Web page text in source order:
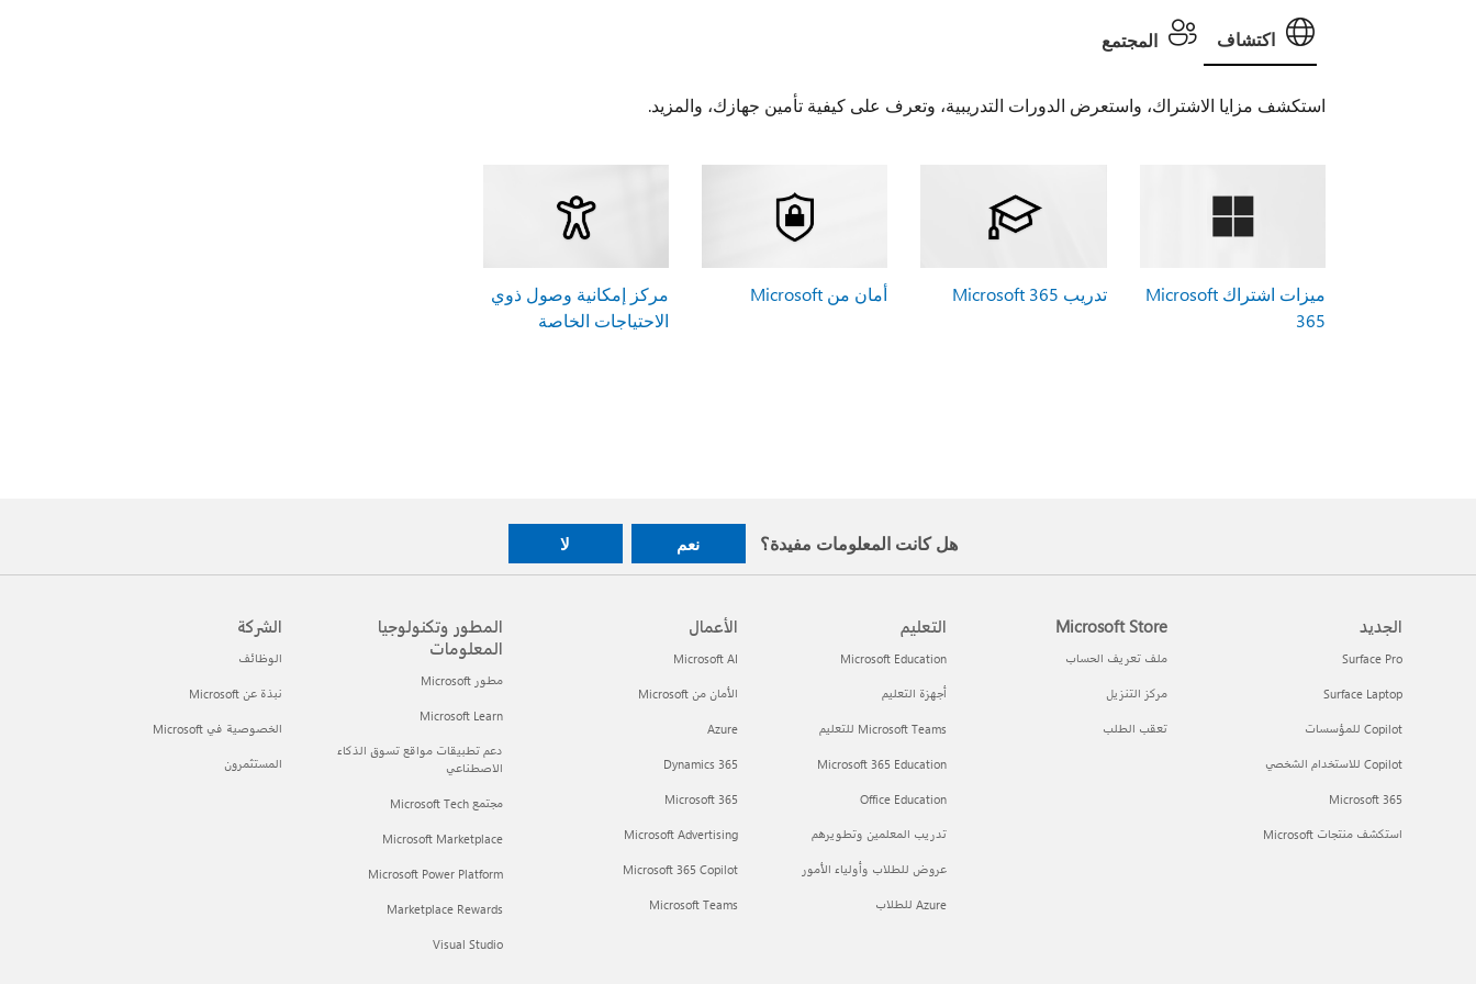
اكتشاف المجتمع
استكشف مزايا الاشتراك، واستعرض الدورات التدريبية، وتعرف على كيفية تأمين جهازك، والمزيد.
ميزات اشتراك Microsoft
365
تدريب Microsoft 365 أمان من Microsoft
مركز إمكانية وصول ذوي
الاحتياجات الخاصة
هل كانت المعلومات مفيدة؟ نعم لا
الجديد
Surface Pro
Surface Laptop
Copilot للمؤسسات
Copilot للاستخدام الشخصي
Microsoft 365
استكشف منتجات Microsoft
Microsoft Store
ملف تعريف الحساب
مركز التنزيل
تعقب الطلب
التعليم
Microsoft Education
أجهزة التعليم
Microsoft Teams للتعليم
Microsoft 365 Education
Office Education
تدريب المعلمين وتطويرهم
عروض للطلاب وأولياء الأمور
Azure للطلاب
الأعمال
Microsoft AI
الأمان من Microsoft
Azure
Dynamics 365
Microsoft 365
Microsoft Advertising
Microsoft 365 Copilot
Microsoft Teams
المطور وتكنولوجيا
المعلومات
مطور Microsoft
Microsoft Learn
دعم تطبيقات مواقع تسوق الذكاء
الاصطناعي
مجتمع Microsoft Tech
Microsoft Marketplace
Microsoft Power Platform
Marketplace Rewards
Visual Studio
الشركة
الوظائف
نبذة عن Microsoft
الخصوصية في Microsoft
المستثمرون